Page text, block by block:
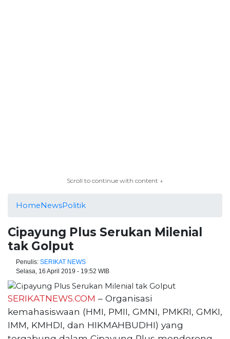
Scroll to continue with content ↓
HomeNewsPolitik
Cipayung Plus Serukan Milenial
tak Golput
Penulis: SERIKAT NEWS
Selasa, 16 April 2019 - 19:52 WIB
SERIKATNEWS.COM – Organisasi
kemahasiswaan (HMI, PMII, GMNI, PMKRI, GMKI,
IMM, KMHDI, dan HIKMAHBUDHI) yang